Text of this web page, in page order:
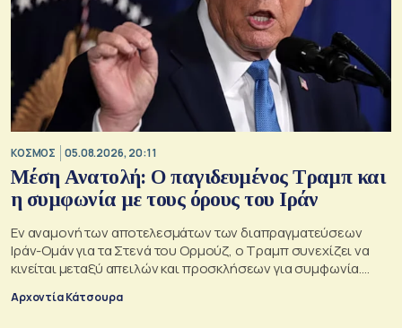
ΚΟΣΜΟΣ 05.08.2026, 20:11
Μέση Ανατολή: Ο παγιδευμένος Τραμπ και
η συμφωνία με τους όρους του Ιράν
Εν αναμονή των αποτελεσμάτων των διαπραγματεύσεων
Ιράν-Ομάν για τα Στενά του Ορμούζ, ο Τραμπ συνεχίζει να
κινείται μεταξύ απειλών και προσκλήσεων για συμφωνία.
Μουσκάτ και Τεχεράνη.
Αρχοντία Κάτσουρα